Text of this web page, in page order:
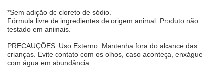
*Sem adição de cloreto de sódio.
Fórmula livre de ingredientes de origem animal. Produto não
testado em animais.
PRECAUÇÕES: Uso Externo. Mantenha fora do alcance das
crianças. Evite contato com os olhos, caso aconteça, enxágue
com água em abundância.